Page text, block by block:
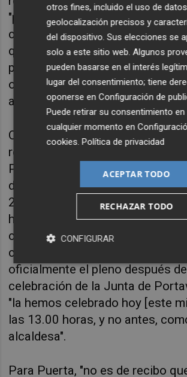
"porque el primer paso que había
convocar la Junta de
que marca siempre el orden del
plenos, cosa que no ha pasado
ocasión, lo que supone ir en
artículo 43 del Reglamento
Otro de los incumplimientos
recoge la relación de acuerdos
Portavoces ratificados por los
de octubre de 2019 y 23 de
2020, es el referido al artículo
habla de el pleno debe tratar
competencias municipales, "que
caso". Además, hay que convocar
oficialmente el plenodespués
celebración de la Junta de
"la hemos celebrado hoy [este
las 13.00 horas, y no antes,
alcaldesa".
Para Puerta, "no es de recibo
otros fines, incluido el uso de
geolocalización precisos y
del dispositivo. Sus elecciones se
solo a este sitio web. Algunos
pueden basarse en el interés
lugar del consentimiento; tiene
oponerse enConfiguración de
Puede retirar su consentimiento en
cualquier momento en
cookies .Política de privacidad
ACEPTAR TODO
RECHAZAR TODO
CONFIGURAR